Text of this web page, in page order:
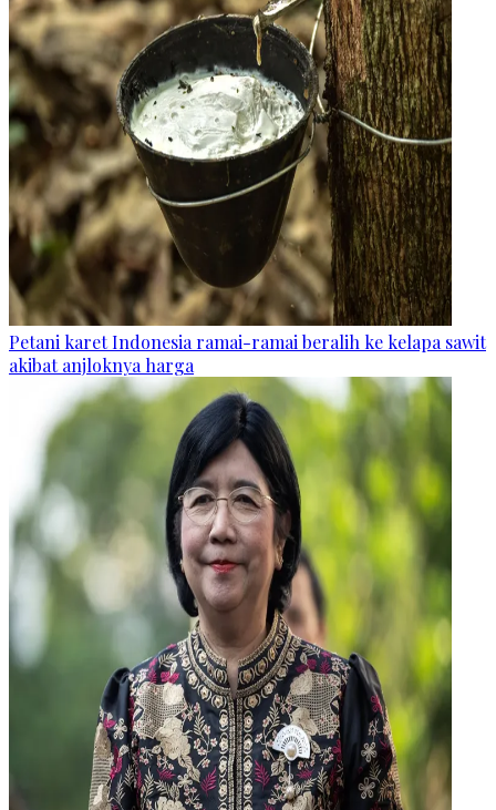
Petani karet Indonesia ramai-ramai beralih ke kelapa sawit
akibat anjloknya harga